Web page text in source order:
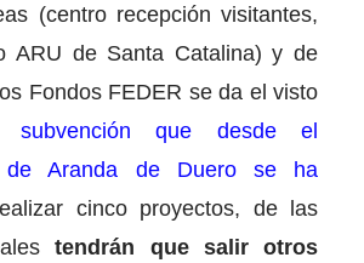
(centro recepción visitantes,
ARU de Santa Catalina) y de
Fondos FEDER se da el visto
subvención que desde el
de Aranda de Duero se ha
cinco proyectos, de las
tendrán que salir otros